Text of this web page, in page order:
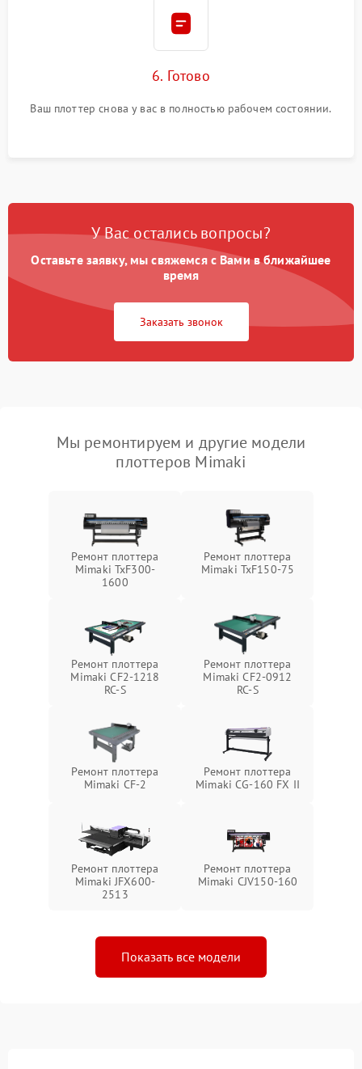
6. Готово
Ваш плоттер снова у вас в полностью рабочем состоянии.
У Вас остались вопросы?
Оставьте заявку, мы свяжемся с Вами в ближайшее
время
Заказать звонок
Мы ремонтируем и другие модели
плоттеров Mimaki
Ремонт плоттера
Mimaki TxF300-
1600
Ремонт плоттера
Mimaki TxF150-75
Ремонт плоттера
Mimaki CF2-1218
RC-S
Ремонт плоттера
Mimaki CF2-0912
RC-S
Ремонт плоттера
Mimaki CF-2
Ремонт плоттера
Mimaki CG-160 FX II
Ремонт плоттера
Mimaki JFX600-
2513
Ремонт плоттера
Mimaki СJV150-160
Показать все модели